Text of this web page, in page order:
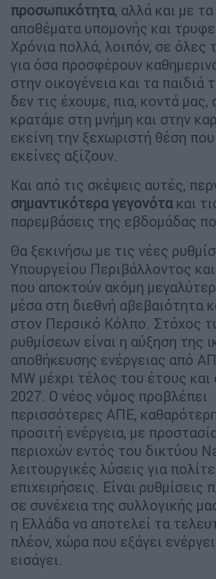
προσωπικότητα, αλλά και με
αποθέματα υπομονής και
Χρόνια πολλά, λοιπόν, σε όλες
για όσα προσφέρουν
στην οικογένεια και τα παιδιά
δεν τις έχουμε, πια, κοντά μας,
κρατάμε στη μνήμη και στην
εκείνη την ξεχωριστή θέση
εκείνες αξίζουν.
Και από τις σκέψεις αυτές,
σημαντικότερα γεγονότακαι
παρεμβάσεις της εβδομάδας
Θα ξεκινήσω με τις νέες
Υπουργείου Περιβάλλοντος
που αποκτούν ακόμη
μέσα στη διεθνή αβεβαιότητα
στον Περσικό Κόλπο. Στόχος
ρυθμίσεων είναι η αύξηση της
αποθήκευσης ενέργειας από
MW μέχρι τέλος του έτους και
2027. Ο νέος νόμος προβλέπει
περισσότερες ΑΠΕ,
προσιτή ενέργεια, με
περιοχών εντός του δικτύου
λειτουργικές λύσεις για
επιχειρήσεις. Είναι ρυθμίσεις
σε συνέχεια της συλλογικής
η Ελλάδα να αποτελεί τα
πλέον, χώρα που εξάγει
εισάγει.